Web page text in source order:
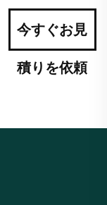
今すぐお見
積りを依頼